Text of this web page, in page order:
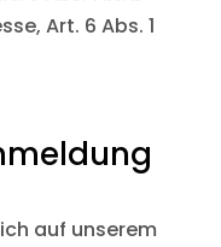
Art. 6 Abs. 1
auf unserem